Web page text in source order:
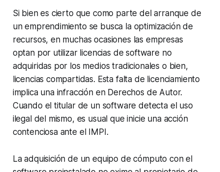
Si bien es cierto que como parte del arranque de
un emprendimiento se busca la optimización de
recursos, en muchas ocasiones las empresas
optan por utilizar licencias de software no
adquiridas por los medios tradicionales o bien,
licencias compartidas. Esta falta de licenciamiento
implica una infracción en Derechos de Autor.
Cuando el titular de un software detecta el uso
ilegal del mismo, es usual que inicie una acción
contenciosa ante el IMPI.
La adquisición de un equipo de cómputo con el